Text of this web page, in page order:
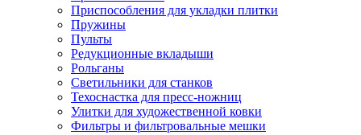
Приспособления для укладки плитки
Пружины
Пульты
Редукционные вкладыши
Рольганы
Светильники для станков
Техоснастка для пресс-ножниц
Улитки для художественной ковки
Фильтры и фильтровальные мешки